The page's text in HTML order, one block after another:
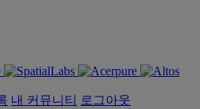
내 커뮤니티
로그아웃